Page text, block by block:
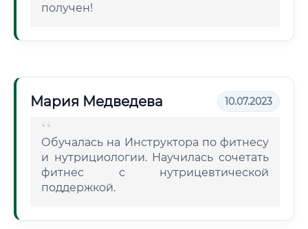
получен!
Мария Медведева 10.07.2023
Обучалась на Инструктора по фитнесу
и нутрициологии. Научилась сочетать
фитнес с нутрицевтической
поддержкой.